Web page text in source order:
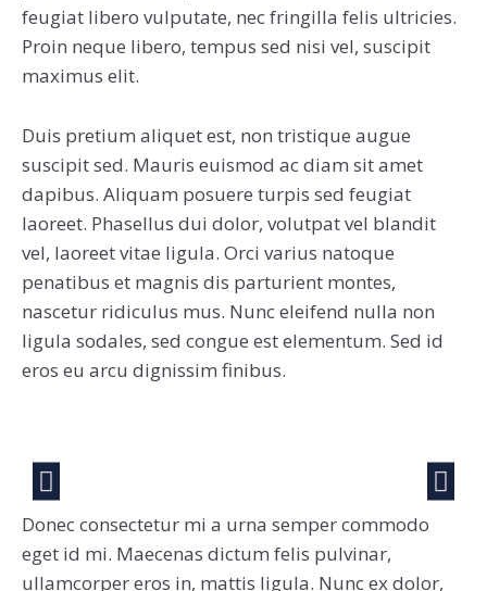
feugiat libero vulputate, nec fringilla felis ultricies.
Proin neque libero, tempus sed nisi vel, suscipit
maximus elit.
Duis pretium aliquet est, non tristique augue
suscipit sed. Mauris euismod ac diam sit amet
dapibus. Aliquam posuere turpis sed feugiat
laoreet. Phasellus dui dolor, volutpat vel blandit
vel, laoreet vitae ligula. Orci varius natoque
penatibus et magnis dis parturient montes,
nascetur ridiculus mus. Nunc eleifend nulla non
ligula sodales, sed congue est elementum. Sed id
eros eu arcu dignissim finibus.
Donec consectetur mi a urna semper commodo
eget id mi. Maecenas dictum felis pulvinar,
ullamcorper eros in, mattis ligula. Nunc ex dolor,